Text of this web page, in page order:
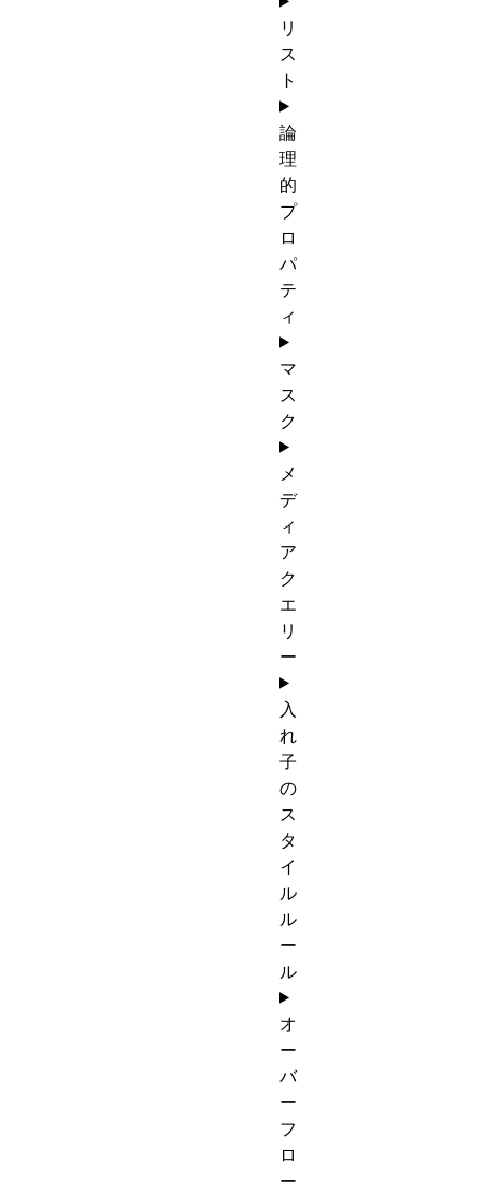
リ
ス
ト
論
理
的
プ
ロ
パ
テ
ィ
マ
ス
ク
メ
デ
ィ
ア
ク
エ
リ
ー
入
れ
子
の
ス
タ
イ
ル
ル
ー
ル
オ
ー
バ
ー
フ
ロ
ー